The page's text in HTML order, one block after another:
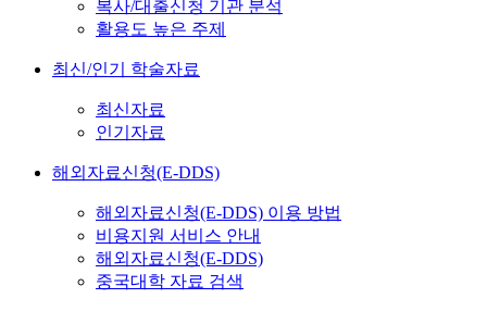
복사/대출신청 기관 분석
활용도 높은 주제
최신/인기 학술자료
최신자료
인기자료
해외자료신청(E-DDS)
해외자료신청(E-DDS) 이용 방법
비용지원 서비스 안내
해외자료신청(E-DDS)
중국대학 자료 검색